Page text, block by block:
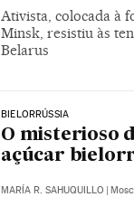
Ativista, colocada à
Minsk, resistiu às
Belarus
BIELORRÚSSIA
O misterioso
açúcar
MARÍA R. SAHUQUILLO |